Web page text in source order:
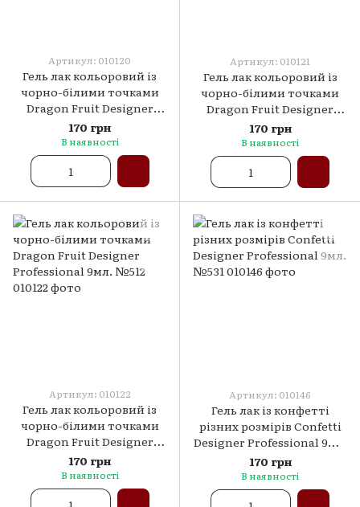
Артикул: 010120
Гель лак кольоровий із
чорно-білими точками
Dragon Fruit Designer
Professional 9мл. №510
170 грн
В наявності
Артикул: 010121
Гель лак кольоровий із
чорно-білими точками
Dragon Fruit Designer
Professional 9мл. №511
170 грн
В наявності
Артикул: 010122
Гель лак кольоровий із
чорно-білими точками
Dragon Fruit Designer
Professional 9мл. №512
170 грн
В наявності
Артикул: 010146
Гель лак із конфетті
різних розмірів Confetti
Designer Professional 9мл.
№531
170 грн
В наявності